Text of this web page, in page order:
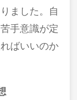
ました。自
手意識が定
ばいいのか